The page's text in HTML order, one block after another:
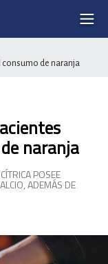
consumo de naranja
naranja
POSEE
ADEMÁS DE